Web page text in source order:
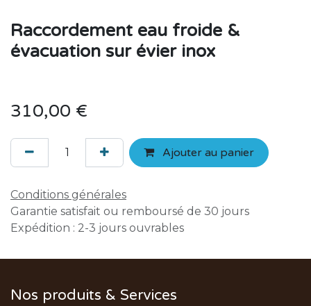
Raccordement eau froide &
évacuation sur évier inox
310,00 €
Ajouter au panier
Conditions générales
Garantie satisfait ou remboursé de 30 jours
Expédition : 2-3 jours ouvrables
Nos produits & Services